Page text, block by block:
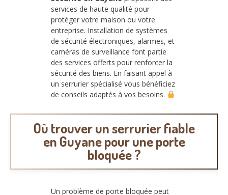
services de haute qualité pour
protéger votre maison ou votre
entreprise. Installation de systèmes
de sécurité électroniques, alarmes, et
caméras de surveillance font partie
des services offerts pour renforcer la
sécurité des biens. En faisant appel à
un serrurier spécialisé vous bénéficiez
de conseils adaptés à vos besoins.
Où trouver un serrurier fiable
en Guyane pour une porte
bloquée ?
Un problème de porte bloquée peut